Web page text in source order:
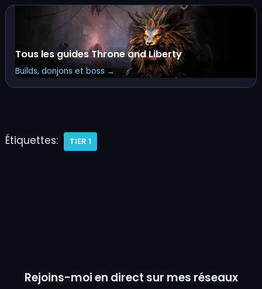
Tous les guides Throne and Liberty
Builds, donjons et boss →
Étiquettes: TIER 1
Rejoins-moi en direct sur mes réseaux